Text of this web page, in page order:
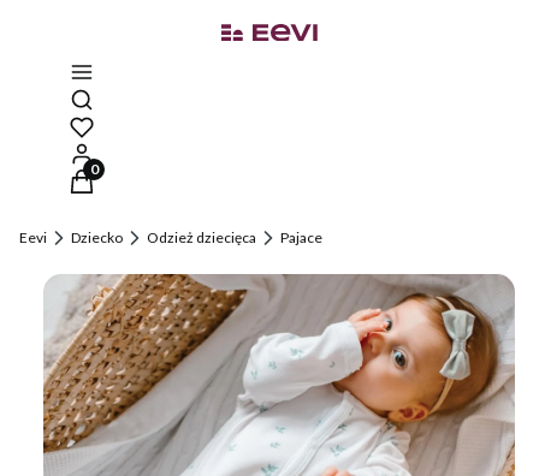
Otwórz wyszukiwarkę
Produkty w koszyku: 0. Zobacz szczegóły
Eevi Dziecko Odzież dziecięca Pajace